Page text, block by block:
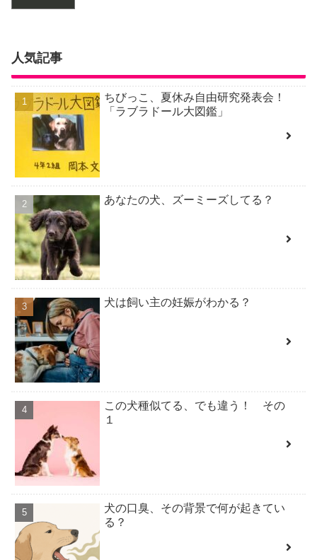
人気記事
ちびっこ、夏休み自由研究発表会！
「ラブラドール大図鑑」
あなたの犬、ズーミーズしてる？
犬は飼い主の妊娠がわかる？
この犬種似てる、でも違う！ その
１
犬の口臭、その背景で何が起きてい
る？